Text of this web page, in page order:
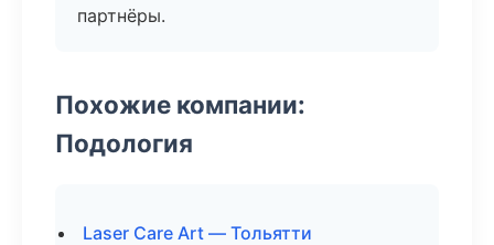
партнёры.
Похожие компании:
Подология
Laser Care Art — Тольятти